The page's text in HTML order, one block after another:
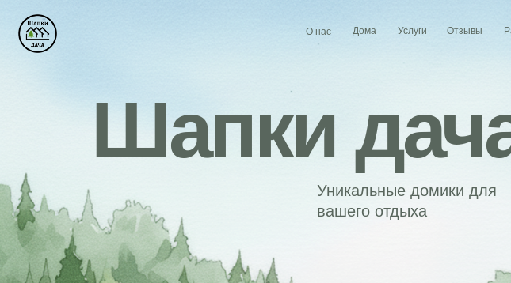
Отзывы
Услуги Расположение
Дома
Шапки дача
Уникальные домики для
вашего отдыха